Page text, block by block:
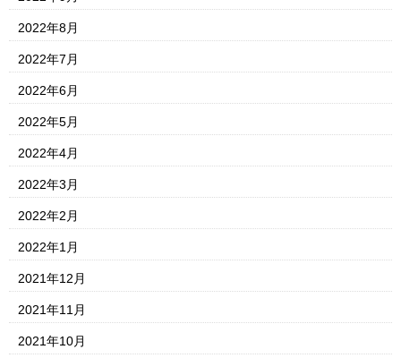
2022年8月
2022年7月
2022年6月
2022年5月
2022年4月
2022年3月
2022年2月
2022年1月
2021年12月
2021年11月
2021年10月